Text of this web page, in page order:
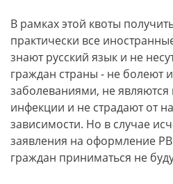
В рамках этой квоты
практически все
знают русский язык и не
граждан страны - не болеют
заболеваниями, не
инфекции и не страдают от
зависимости. Но в случае
заявления на оформление
граждан приниматься не